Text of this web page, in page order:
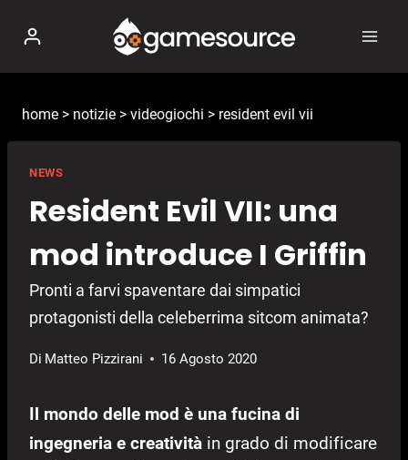
contenuto
home > notizie > videogiochi > resident evil vii
NEWS
Resident Evil VII: una
mod introduce I Griffin
Pronti a farvi spaventare dai simpatici
protagonisti della celeberrima sitcom animata?
Di Matteo Pizzirani 16 Agosto 2020
Il mondo delle mod è una fucina di
ingegneria e creatività in grado di modificare